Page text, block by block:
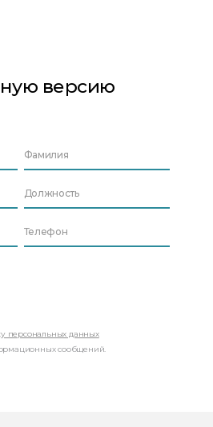
версию
персональных данных
сообщений.